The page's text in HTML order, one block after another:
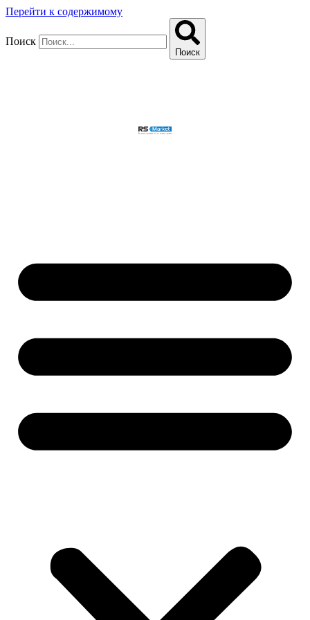
Перейти к содержимому
Поиск
Поиск